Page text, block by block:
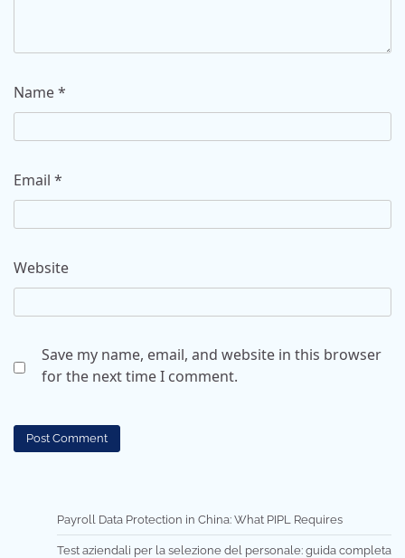
Name*
Email *
Website
Save my name, email, and website in this browser
for the next time I comment.
Payroll Data Protection in China: What PIPL Requires
Test aziendali per la selezione del personale: guida completa